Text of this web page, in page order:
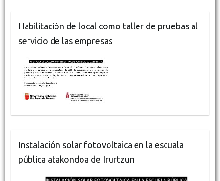
Habilitación de local como taller de pruebas al
servicio de las empresas
Instalación solar fotovoltaica en la escuala
pública atakondoa de Irurtzun